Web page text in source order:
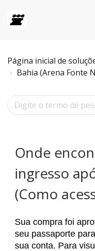
Página inicial de
Bahia (Arena Fonte
Onde
ingresso
(Como
Sua compra foi
seu passaporte
sua conta. Para